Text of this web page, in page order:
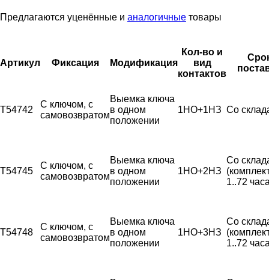
Предлагаются уценённые и аналогичные товары
Артикул Фиксация Модификация
Кол-во и
вид
контактов
T54742
С ключом, с
самовозвратом
Выемка ключа
в одном
положении
1НО+1НЗ Со
T54745
С ключом, с
самовозвратом
Выемка ключа
в одном
положении
1НО+2НЗ
Со
1..72
T54748
С ключом, с
самовозвратом
Выемка ключа
в одном
положении
1НО+3НЗ
Со
1..72